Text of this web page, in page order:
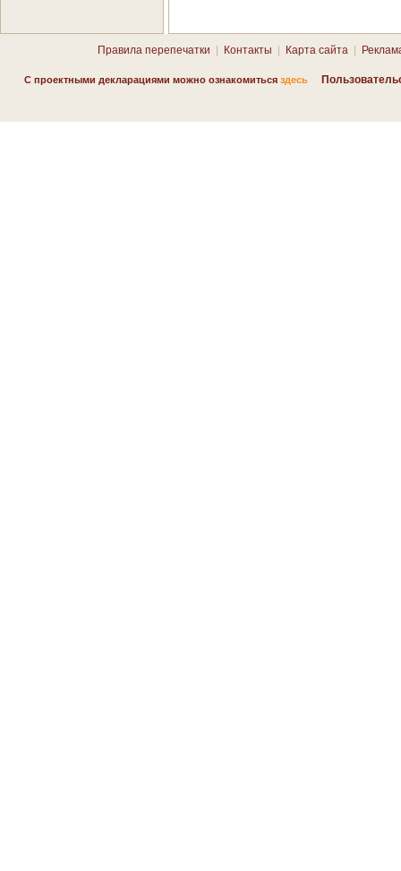
Правила перепечатки Контакты Карта сайта
С проектными декларациями можно ознакомиться здесь